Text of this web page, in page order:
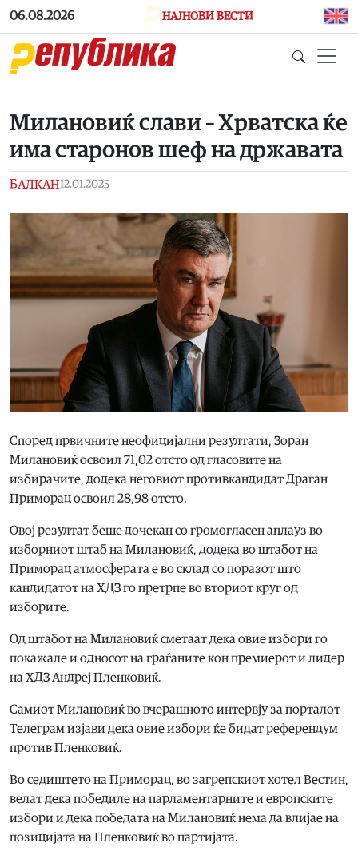
Skip to main content
06.08.2026 НАЈНОВИ ВЕСТИ
Милановиќ слави – Хрватска ќе
има старонов шеф на државата
БАЛКАН12.01.2025
Според првичните неофицијални резултати, Зоран
Милановиќ освоил 71,02 отсто од гласовите на
избирачите, додека неговиот противкандидат Драган
Приморац освоил 28,98 отсто.
Овој резултат беше дочекан со громогласен аплауз во
изборниот штаб на Милановиќ, додека во штабот на
Приморац атмосферата е во склад со поразот што
кандидатот на ХДЗ го претрпе во вториот круг од
изборите.
Од штабот на Милановиќ сметаат дека овие избори го
покажале и односот на граѓаните кон премиерот и лидер
на ХДЗ Андреј Пленковиќ.
Самиот Милановиќ во вчерашното интервју за порталот
Телеграм изјави дека овие избори ќе бидат референдум
против Пленковиќ.
Во седиштето на Приморац, во загрепскиот хотел Вестин,
велат дека победиле на парламентарните и европските
избори и дека победата на Милановиќ нема да влијае на
позицијата на Пленковиќ во партијата.